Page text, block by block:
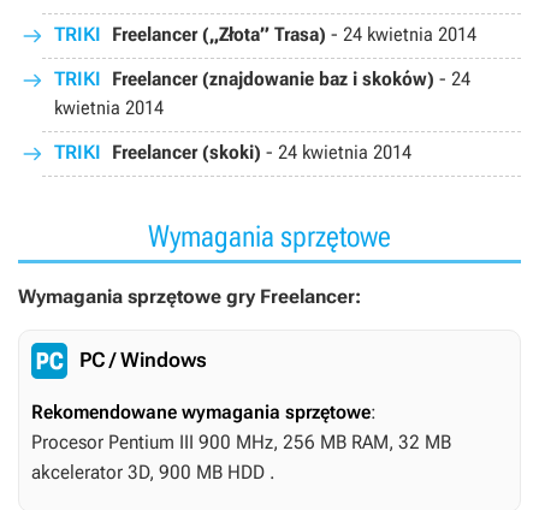
TRIKI Freelancer („Złota” Trasa) - 24 kwietnia 2014
TRIKI Freelancer (znajdowanie baz i skoków) - 24
kwietnia 2014
TRIKI Freelancer (skoki) - 24 kwietnia 2014
Wymagania sprzętowe
Wymagania sprzętowe gry Freelancer:
PC / Windows
Rekomendowane wymagania sprzętowe:
Procesor Pentium III 900 MHz, 256 MB RAM, 32 MB
akcelerator 3D, 900 MB HDD .